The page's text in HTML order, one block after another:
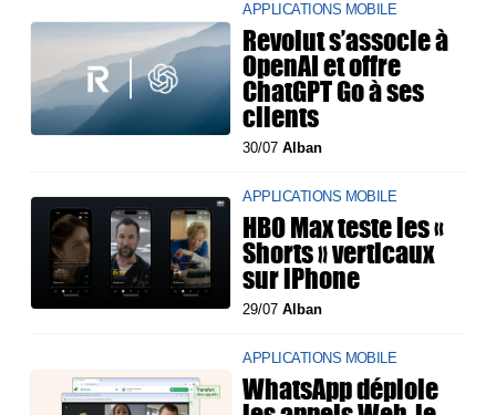
APPLICATIONS MOBILE
Revolut s’associe à
OpenAI et offre
ChatGPT Go à ses
clients
30/07Alban
APPLICATIONS MOBILE
HBO Max teste les «
Shorts » verticaux
sur iPhone
29/07Alban
APPLICATIONS MOBILE
WhatsApp déploie